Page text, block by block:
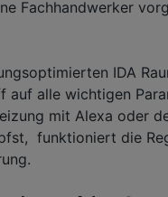
Fachhandwerker
IDA
auf alle wichtigen
mit Alexa oder
funktioniert die